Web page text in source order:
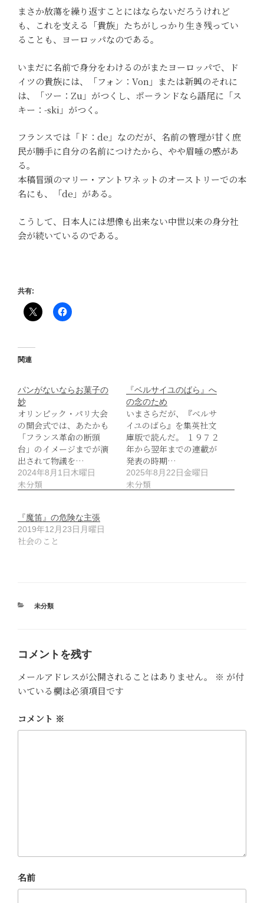
まさか放蕩を繰り返すことにはならないだろうけれど
も、これを支える「貴族」たちがしっかり生き残ってい
ることも、ヨーロッパなのである。
いまだに名前で身分をわけるのがまたヨーロッパで、ド
イツの貴族には、「フォン：Von」または新興のそれに
は、「ツー：Zu」がつくし、ポーランドなら語尾に「ス
キー：-ski」がつく。
フランスでは「ド：de」なのだが、名前の管理が甘く庶
民が勝手に自分の名前につけたから、やや眉唾の感があ
る。
本稿冒頭のマリー・アントワネットのオーストリーでの本
名にも、「de」がある。
こうして、日本人には想像も出来ない中世以来の身分社
会が続いているのである。
共有:
関連
パンがないならお菓子の
妙
オリンピック・パリ大会
の開会式では、あたかも
「フランス革命の断頭
台」のイメージまでが演
出されて物議を…
2024年8月1日木曜日
未分類
『ベルサイユのばら』へ
の念のため
いまさらだが、『ベルサ
イユのばら』を集英社文
庫版で読んだ。 １９７２
年から翌年までの連載が
発表の時期…
2025年8月22日金曜日
未分類
『魔笛』の危険な主張
2019年12月23日月曜日
社会のこと
カ
未分類
コメントを残す
メールアドレスが公開されることはありません。 ※ が付
いている欄は必須項目です
コメント ※
名前